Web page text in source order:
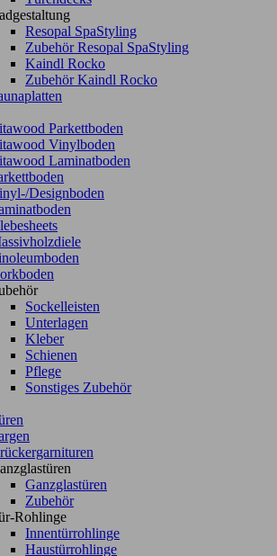
Resopal SpaStyling
Zubehör Resopal SpaStyling
Kaindl Rocko
Zubehör Kaindl Rocko
Parkettboden
Vinylboden
Laminatboden
Designboden
Sockelleisten
Unterlagen
Kleber
Schienen
Pflege
Sonstiges Zubehör
Ganzglastüren
Zubehör
Rohlinge
Innentürrohlinge
Haustürrohlinge